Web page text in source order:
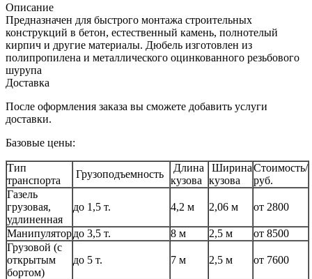
Описание
Предназначен для быстрого монтажа строительных
конструкций в бетон, естественный камень, полнотелый
кирпич и другие материалы. Дюбель изготовлен из
полипропилена и металлического оцинкованного резьбового
шурупа
Доставка
После оформления заказа вы сможете добавить услуги
доставки.
Базовые цены:
Тип
транспорта
Грузоподъемность
Длина
кузова
Ширина
кузова
Стоимость/
руб.
Газель
грузовая,
удлиненная
до 1,5 т. 4,2 м 2,06 м от 2800
Манипулятордо 3,5 т. 8 м 2,5 м
от 8500
Грузовой (с
открытым
бортом)
до 5 т. 7 м 2,5 м от 7600